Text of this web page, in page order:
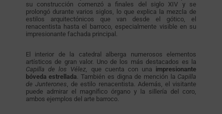
su construcción comenzó a finales del siglo XIV y se
prolongó durante varios siglos, lo que explica la mezcla de
estilos arquitectónicos que van desde el gótico, el
renacentista hasta el barroco, especialmente visible en su
impresionante fachada principal.
El interior de la catedral alberga numerosos elementos
artísticos de gran valor. Uno de los más destacados es la
Capilla de los Vélez , que cuenta con una impresionante
bóveda estrellada . También es digna de mención la Capilla
de Junterones , de estilo renacentista. Además, el visitante
puede admirar el magnífico órgano y la sillería del coro,
ambos ejemplos del arte barroco.